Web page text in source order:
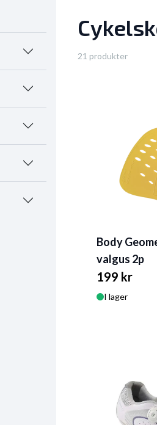
21 produkter
Body
valgus 2p
199 kr
I lager